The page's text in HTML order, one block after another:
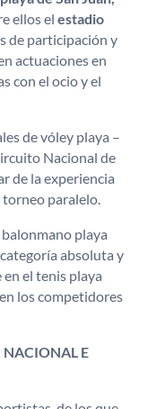
ellos el estadio
de participación y
actuaciones en
con el ocio y el
de vóley playa –
Nacional de
de la experiencia
paralelo.
playa
absoluta y
el tenis playa
los competidores
NACIONAL E